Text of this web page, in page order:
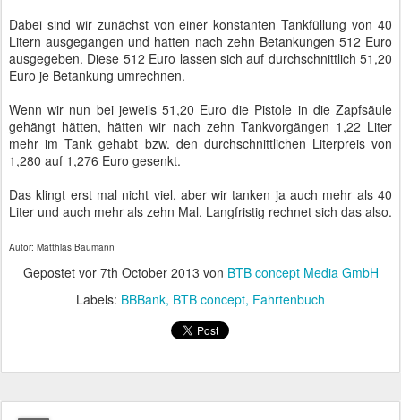
Dabei sind wir zunächst von einer konstanten Tankfüllung von 40
Litern ausgegangen und hatten nach zehn Betankungen 512 Euro
ausgegeben. Diese 512 Euro lassen sich auf durchschnittlich 51,20
Euro je Betankung umrechnen.
Wenn wir nun bei jeweils 51,20 Euro die Pistole in die Zapfsäule
gehängt hätten, hätten wir nach zehn Tankvorgängen 1,22 Liter
mehr im Tank gehabt bzw. den durchschnittlichen Literpreis von
1,280 auf 1,276 Euro gesenkt.
Das klingt erst mal nicht viel, aber wir tanken ja auch mehr als 40
Liter und auch mehr als zehn Mal. Langfristig rechnet sich das also.
Autor: Matthias Baumann
Gepostet vor 7th October 2013 von BTB concept Media GmbH
Labels: BBBank BTB concept Fahrtenbuch